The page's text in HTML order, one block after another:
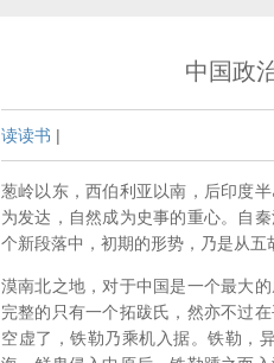
中国政
读读书 |
葱岭以东，西伯利亚以南，后印度
为发达，自然成为史事的重心。自
个新段落中，初期的形势，乃是从五
漠南北之地，对于中国是一个最大
完整的只有一个拓跋氏，然亦不过
空虚了，铁勒乃乘机入据。铁勒，